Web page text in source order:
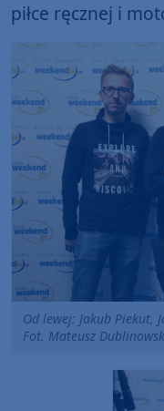
piłce ręcznej i
Od lewej: Jakub Piekut,
Fot. Mateusz